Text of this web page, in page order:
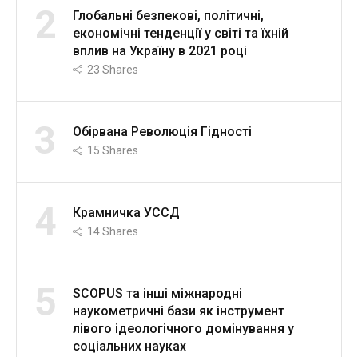
2
Глобальні безпекові, політичні,
економічні тенденції у світі та їхній
вплив на Україну в 2021 році
23 Shares
3 Обірвана Революція Гідності
15 Shares
4 Крамничка УССД
14Shares
5
SCOPUS та інші міжнародні
наукометричні бази як інструмент
лівого ідеологічного домінування у
соціальних науках